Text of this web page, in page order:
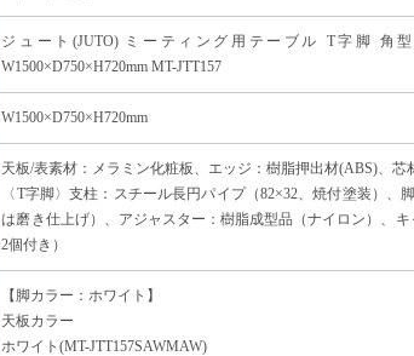
ジュート(JUTO) ミーティング用テーブル T字脚 角
W1500×D750×H720mm MT-JTT157
W1500×D750×H720mm
天板/表素材：メラミン化粧板、エッジ：樹脂押出材(ABS)、
〈T字脚〉支柱：スチール長円パイプ（82×32、焼付塗装）
は磨き仕上げ）、アジャスター：樹脂成型品（ナイロン）、
2個付き）
【脚カラー：ホワイト】
天板カラー
ホワイト(MT-JTT157SAWMAW)